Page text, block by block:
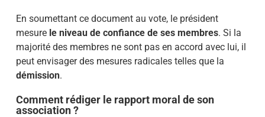
En soumettant ce document au vote, le président
mesurele niveau de confiance de ses membres. Si la
majorité des membres ne sont pas en accord avec lui, il
peut envisager des mesures radicales telles que la
démission.
Comment rédiger le rapport moral de son
association ?